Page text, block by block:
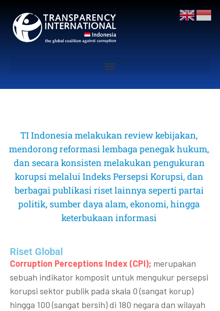
TI Indonesia melakukan review kebijakan,
mendorong reformasi lembaga penegak hukum,
dan secara konsisten melakukan pengukuran
korupsi melalui Indeks Persepsi Korupsi, dan
berbagai publikasi riset lainnya seperti partai
politik, sumber daya alam, ekonomi, hingga
keterbukaan informasi
Riset Global​
Corruption Perceptions Index (CPI); merupakan
sebuah indikator komposit untuk mengukur persepsi
korupsi sektor publik pada skala 0 (sangat korup)
hingga 100 (sangat bersih) di 180 negara dan wilayah